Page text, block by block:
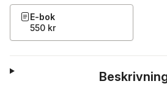
E-bok
550 kr